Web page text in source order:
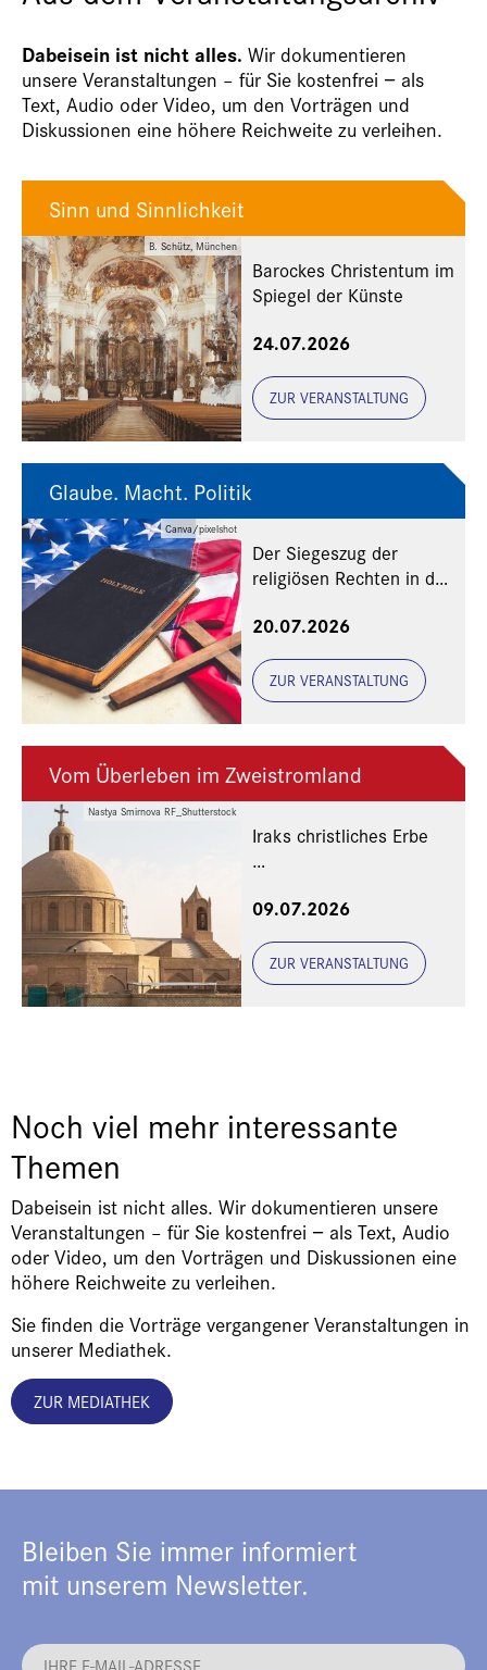
Dabeisein ist nicht alles. Wir dokumentieren
unsere Veranstaltungen – für Sie kostenfrei − als
Text, Audio oder Video, um den Vorträgen und
Diskussionen eine höhere Reichweite zu verleihen.
B. Schütz, München
Sinn und Sinnlichkeit
Barockes Christentum im
Spiegel der Künste
24.07.2026
ZUR VERANSTALTUNG
Canva/pixelshot
Glaube. Macht. Politik
Der Siegeszug der
religiösen Rechten in den
20.07.2026
ZUR VERANSTALTUNG
Nastya Smirnova RF_Shutterstock
Vom Überleben im Zweistromland
Iraks christliches Erbe
Freunde und Gönner
09.07.2026
ZUR VERANSTALTUNG
Noch viel mehr interessante
Themen
Dabeisein ist nicht alles. Wir dokumentieren unsere
Veranstaltungen – für Sie kostenfrei − als Text, Audio
oder Video, um den Vorträgen und Diskussionen eine
höhere Reichweite zu verleihen.
Sie finden die Vorträge vergangener Veranstaltungen in
unserer Mediathek.
ZUR MEDIATHEK
Bleiben Sie immer informiert
mit unserem Newsletter.